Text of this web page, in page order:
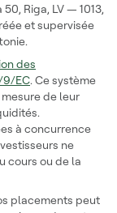
Riga, LV — 1013,
et supervisée
des
9/EC. Ce système
de leur
à concurrence
ne
cours ou de la
placements peut